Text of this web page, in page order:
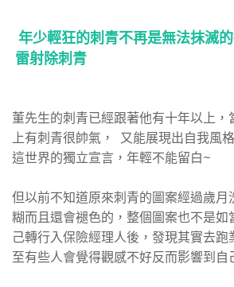
年少輕狂的刺青不再是無法抹滅
雷射除刺青
董先生的刺青已經跟著他有十年以上，
上有刺青很帥氣， 又能展現出自我風
這世界的獨立宣言，年輕不能留白~
但以前不知道原來刺青的圖案經過歲月
糊而且還會褪色的，整個圖案也不是如
己轉行入保險經理人後，發現其實去
至有些人會覺得觀感不好反而影響到自